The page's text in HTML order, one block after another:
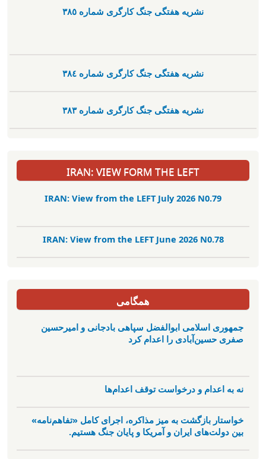
نشریە هفتگی جنگ کارگری شمارە ٣٨٥
نشریە هفتگی جنگ کارگری شمارە ٣٨٤
نشریە هفتگی جنگ کارگری شمارە ٣٨٣
IRAN: VIEW FORM THE LEFT
IRAN: View from the LEFT July 2026 N0.79
IRAN: View from the LEFT June 2026 N0.78
همگامی
جمهوری اسلامی ابوالفضل سپاهی بادجانی و امیرحسین
صفری حسین‌آبادی را اعدام کرد
نه به اعدام و درخواست توقف اعدام‌ها
خواستار بازگشت به میز مذاکره، اجرای کامل «تفاهم‌نامه»
بین دولت‌های ایران و آمریکا و پایان جنگ هستیم.